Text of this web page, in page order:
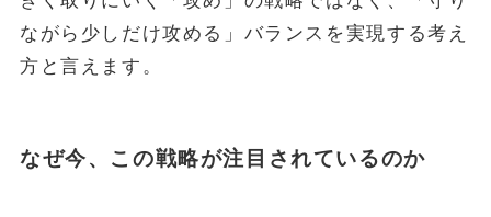
ながら少しだけ攻める」バランスを実現する考え
方と言えます。
なぜ今、この戦略が注目されているのか